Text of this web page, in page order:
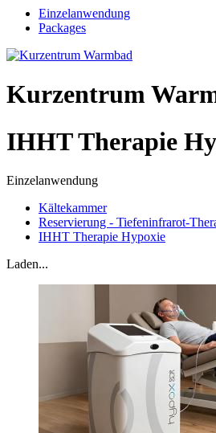
Einzelanwendung
Packages
Kurzentrum
IHHT Therapie
Einzelanwendung
Kältekammer
Reservierung - Tiefeninfrarot-
IHHT Therapie Hypoxie
Laden...